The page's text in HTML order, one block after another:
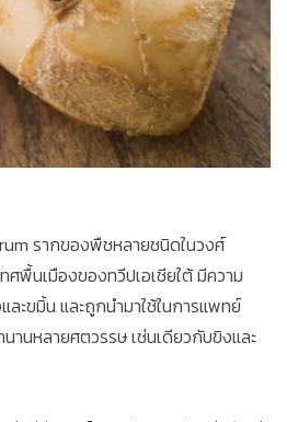
รากของพืชหลายชนิดในวงศ์
ศพื้นเมืองของทวีปเอเชียใต้ มีความ
ะขมิ้น และถูกนำมาใช้ในการแพทย์
านหลายศตวรรษ เช่นเดียวกับขิงและ